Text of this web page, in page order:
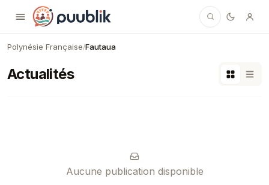
Puublik
Polynésie Française/Fautaua
Actualités
Aucune publication disponible